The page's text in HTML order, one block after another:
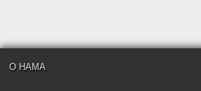
О НАМА